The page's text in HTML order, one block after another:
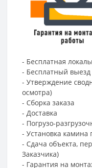
- Бесплатная
- Бесплатный
- Утверждение
осмотра)
- Сборка заказа
- Доставка
- Погрузо-
- Установка камина
- Сдача объекта,
Заказчика)
- Гарантия на